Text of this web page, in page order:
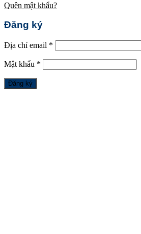
Quên mật khẩu?
Đăng ký
Địa chỉ email *
Mật khẩu *
Đăng ký